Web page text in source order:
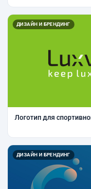
ДИЗАЙН И БРЕНДИНГ
Логотип для
ДИЗАЙН И БРЕНДИНГ